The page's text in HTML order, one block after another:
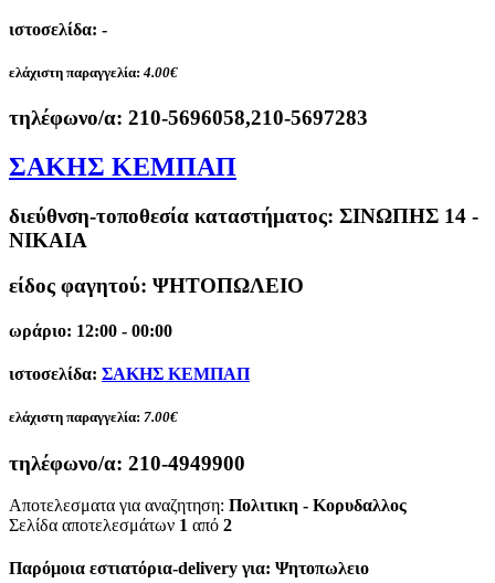
ιστοσελίδα: -
ελάχιστη παραγγελία: 4.00€
τηλέφωνο/α: 210-5696058,210-5697283
ΣΑΚΗΣ ΚΕΜΠΑΠ
διεύθνση-τοποθεσία καταστήματος: ΣΙΝΩΠΗΣ 14 -
ΝΙΚΑΙΑ
είδος φαγητού: ΨΗΤΟΠΩΛΕΙΟ
ωράριο: 12:00 - 00:00
ιστοσελίδα: ΣΑΚΗΣ ΚΕΜΠΑΠ
ελάχιστη παραγγελία: 7.00€
τηλέφωνο/α: 210-4949900
Αποτελεσματα για αναζητηση: Πολιτικη - Κορυδαλλος
Σελίδα αποτελεσμάτων 1 από 2
Παρόμοια εστιατόρια-delivery για: Ψητοπωλειο